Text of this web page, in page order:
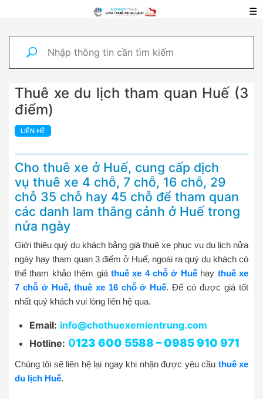
☰
Thuê xe du lịch tham quan Huế (3
điểm)
LIÊN HỆ
Cho thuê xe ở Huế, cung cấp dịch
vụ thuê xe 4 chỗ, 7 chỗ, 16 chỗ, 29
chỗ 35 chỗ hay 45 chỗ để tham quan
các danh lam thắng cảnh ở Huế trong
nửa ngày
Giới thiệu quý du khách bảng giá thuê xe phục vụ du lịch nửa
ngày hay tham quan 3 điểm ở Huế, ngoài ra quý du khách có
thể tham khảo thêm giá thuê xe 4 chỗ ở Huếhay thuê xe
7 chỗ ở Huế, thuê xe 16 chỗ ở Huế. Để có được giá tốt
nhất quý khách vui lòng liên hệ qua.
Email: info@chothuexemientrung.com
Hotline: 0123 600 5588 – 0985 910 971
Chúng tôi sẽ liên hệ lại ngay khi nhận được yêu cầu thuê xe
du lịch Huế.